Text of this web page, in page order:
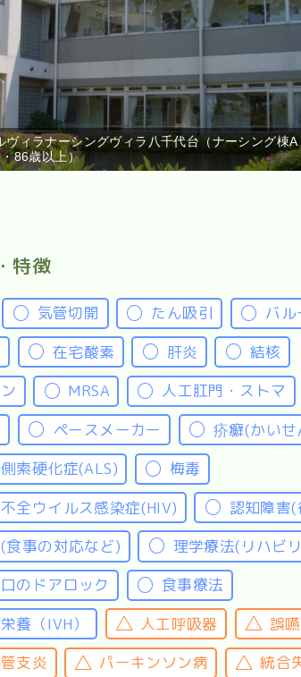
ヴィラナーシングヴィラ八千代台（ナーシング棟A
86歳以上）
特徴
気管切開 たん吸引
バル
在宅酸素 肝炎
結核
MRSA 人工肛門・ストマ
ペースメーカー
疥癬(かいせ
索硬化症(ALS)
梅毒
全ウイルス感染症(HIV)
認知障害
食事の対応など)
理学療法(リハビ
のドアロック
食事療法
養（IVH）
人工呼吸器
誤
支炎
パーキンソン病
統合